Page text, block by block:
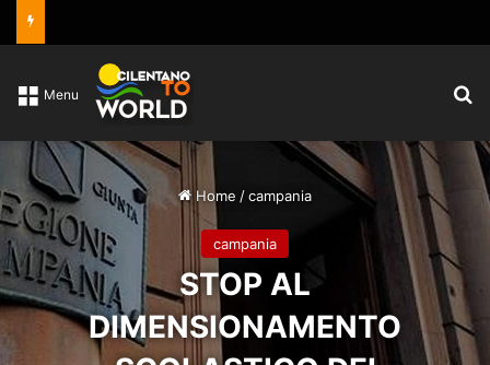
Menu
Home /campania
campania
STOP AL
DIMENSIONAMENTO